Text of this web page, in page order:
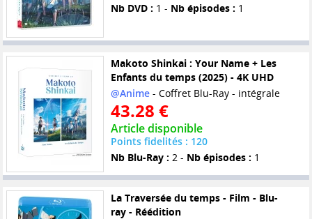
Nb DVD : 1 - Nb épisodes : 1
Makoto Shinkai : Your Name + Les
Enfants du temps (2025) - 4K UHD
@Anime- Coffret Blu-Ray - intégrale
43.28 €
Article disponible
Points fidelités : 120
Nb Blu-Ray : 2 - Nb épisodes : 1
La Traversée du temps - Film - Blu-
ray - Réédition